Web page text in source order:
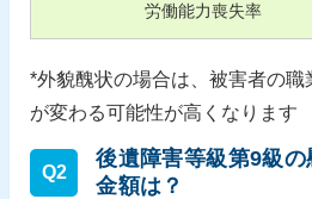
労働能力喪失率
*外貌醜状の場合は、被害者の職
が変わる可能性が高くなります
Q2
後遺障害等級第9級
金額は？